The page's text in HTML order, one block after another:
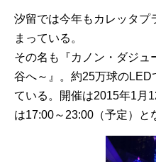
汐留では今年もカレッタプ
まっている。
その名も『カノン・ダジュ
谷へ～』。約25万球の
ている。開催は2015年1月
は17:00～23:00（予定）と